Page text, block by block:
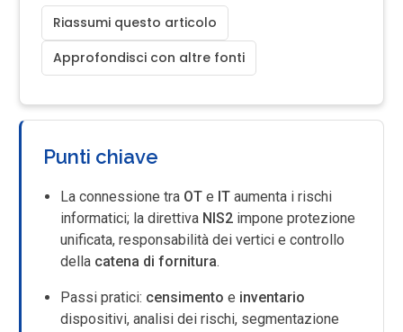
Riassumi questo articolo
Approfondisci con altre fonti
Punti chiave
La connessione tra OT e IT aumenta i rischi
informatici; la direttiva NIS2 impone protezione
unificata, responsabilità dei vertici e controllo
della catena di fornitura.
Passi pratici: censimento e inventario
dispositivi, analisi dei rischi, segmentazione